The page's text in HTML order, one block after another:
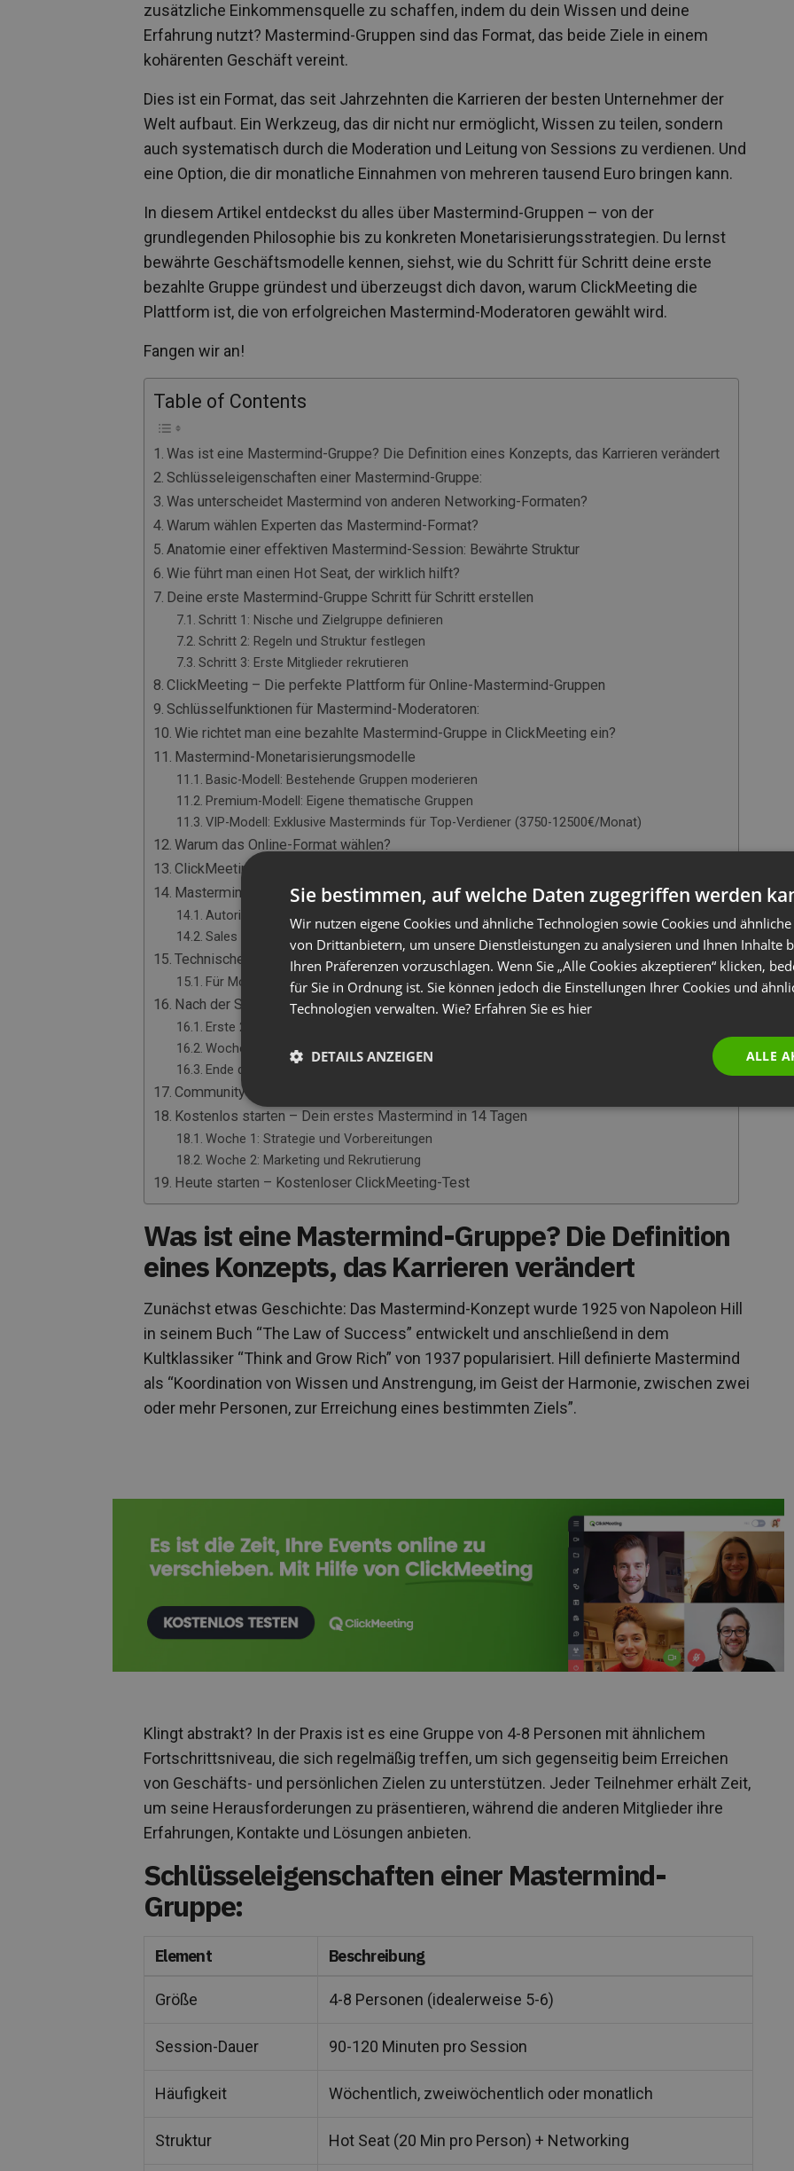
zusätzliche Einkommensquelle zu schaffen, indem du dein Wissen und deine
Erfahrung nutzt? Mastermind-Gruppen sind das Format, das beide Ziele in einem
kohärenten Geschäft vereint.
Dies ist ein Format, das seit Jahrzehnten die Karrieren der besten Unternehmer der
Welt aufbaut. Ein Werkzeug, das dir nicht nur ermöglicht, Wissen zu teilen, sondern
auch systematisch durch die Moderation und Leitung von Sessions zu verdienen. Und
eine Option, die dir monatliche Einnahmen von mehreren tausend Euro bringen kann.
In diesem Artikel entdeckst du alles über Mastermind-Gruppen – von der
grundlegenden Philosophie bis zu konkreten Monetarisierungsstrategien. Du lernst
bewährte Geschäftsmodelle kennen, siehst, wie du Schritt für Schritt deine erste
bezahlte Gruppe gründest und überzeugst dich davon, warum ClickMeeting die
Plattform ist, die von erfolgreichen Mastermind-Moderatoren gewählt wird.
Fangen wir an!
Table of Contents
Was ist eine Mastermind-Gruppe? Die Definition eines Konzepts, das Karrieren verändert
Schlüsseleigenschaften einer Mastermind-Gruppe:
Was unterscheidet Mastermind von anderen Networking-Formaten?
Warum wählen Experten das Mastermind-Format?
Anatomie einer effektiven Mastermind-Session: Bewährte Struktur
Wie führt man einen Hot Seat, der wirklich hilft?
Deine erste Mastermind-Gruppe Schritt für Schritt erstellen
Schritt 1: Nische und Zielgruppe definieren
Schritt 2: Regeln und Struktur festlegen
Schritt 3: Erste Mitglieder rekrutieren
ClickMeeting – Die perfekte Plattform für Online-Mastermind-Gruppen
Schlüsselfunktionen für Mastermind-Moderatoren:
Wie richtet man eine bezahlte Mastermind-Gruppe in ClickMeeting ein?
Mastermind-Monetarisierungsmodelle
Basic-Modell: Bestehende Gruppen moderieren
Premium-Modell: Eigene thematische Gruppen
VIP-Modell: Exklusive Masterminds für Top-Verdiener (3750-12500€/Monat)
Warum das Online-Format wählen?
ClickMeeting-Funktionen zur Unterstützung von Online-Masterminds:
Mastermind-Marketing – Wie man Premium-Gruppen füllt
Autorität vor dem Verkauf aufbauen
Sales Funnel – Von Interesse zur Zahlung
Technisches ABC der Online-Mastermind-Führung
Für Moderatoren:
Nach der Session: Wert maximieren und nächste Zyklen vorbereiten
Erste 24 Stunden: Momentum ist der Schlüssel
Woche nach der Session
Ende des Zyklus – Vorbereitung auf die nächste Stufe
Community um deine Mastermind-Marke aufbauen
Kostenlos starten – Dein erstes Mastermind in 14 Tagen
Woche 1: Strategie und Vorbereitungen
Woche 2: Marketing und Rekrutierung
Heute starten – Kostenloser ClickMeeting-Test
Was ist eine Mastermind-Gruppe? Die Definition
eines Konzepts, das Karrieren verändert
Zunächst etwas Geschichte: Das Mastermind-Konzept wurde 1925 von Napoleon Hill
in seinem Buch “The Law of Success” entwickelt und anschließend in dem
Kultklassiker “Think and Grow Rich” von 1937 popularisiert. Hill definierte Mastermind
als “Koordination von Wissen und Anstrengung, im Geist der Harmonie, zwischen zwei
oder mehr Personen, zur Erreichung eines bestimmten Ziels”.
Klingt abstrakt? In der Praxis ist es eine Gruppe von 4-8 Personen mit ähnlichem
Fortschrittsniveau, die sich regelmäßig treffen, um sich gegenseitig beim Erreichen
von Geschäfts- und persönlichen Zielen zu unterstützen. Jeder Teilnehmer erhält Zeit,
um seine Herausforderungen zu präsentieren, während die anderen Mitglieder ihre
Erfahrungen, Kontakte und Lösungen anbieten.
Schlüsseleigenschaften einer Mastermind-
Gruppe:
Element Beschreibung
Größe 4-8 Personen (idealerweise 5-6)
Session-Dauer 90-120 Minuten pro Session
Häufigkeit Wöchentlich, zweiwöchentlich oder monatlich
Struktur Hot Seat (20 Min pro Person) + Networking
Sie bestimmen, auf welche Daten zugegriffen werden
Wir nutzen eigene Cookies und ähnliche Technologien sowie Cookies und
von Drittanbietern, um unsere Dienstleistungen zu analysieren und Ihnen Inhalte
Ihren Präferenzen vorzuschlagen. Wenn Sie „Alle Cookies akzeptieren“ klicken,
für Sie in Ordnung ist. Sie können jedoch die Einstellungen Ihrer Cookies und
Technologien verwalten. Wie? Erfahren Sie es hier
ALLE
DETAILS ANZEIGEN